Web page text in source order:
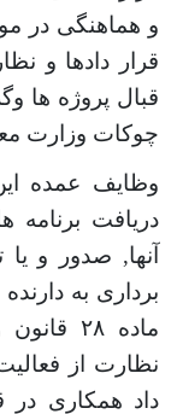
و هماهنگی در
قرار دادها و
قبال پروژه ها
چوکات وزارت
وظایف عمده
دریافت برنامه
آنها, صدور و یا
برداری به
ماده
نظارت از
داد همکاری در